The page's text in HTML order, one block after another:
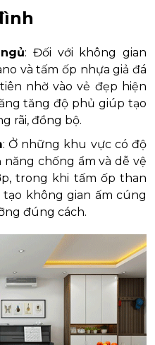
: Đối với không gian
và tấm ốp nhựa giả đá
nhờ vào vẻ đẹp hiện
tăng độ phủ giúp tạo
rãi, đồng bộ.
: Ở những khu vực có độ
năng chống ẩm và dễ vệ
trong khi tấm ốp than
không gian ấm cúng
đúng cách.